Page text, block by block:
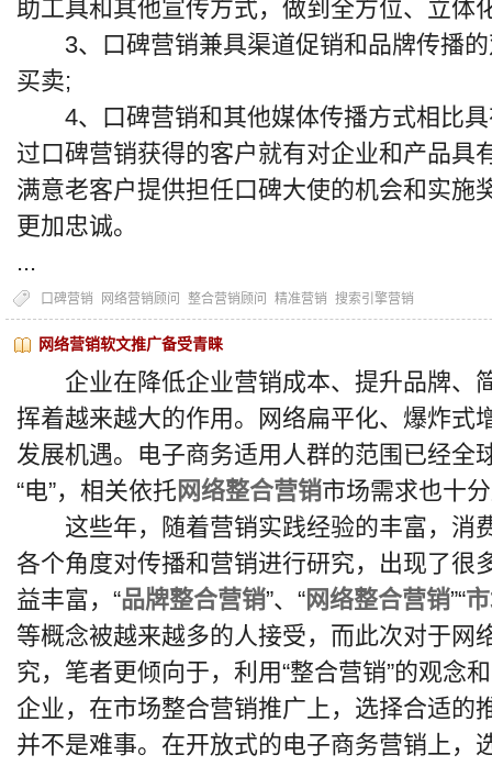
助工具和其他宣传方式，做到全方位、立体
3、口碑营销兼具渠道促销和品牌传播的
买卖;
4、口碑营销和其他媒体传播方式相比具
过口碑营销获得的客户就有对企业和产品具
满意老客户提供担任口碑大使的机会和实施
更加忠诚。
...
口碑营销 网络营销顾问 整合营销顾问 精准营销 搜索引擎营销
网络营销软文推广备受青睐
企业在降低企业营销成本、提升品牌、
挥着越来越大的作用。网络扁平化、爆炸式
发展机遇。电子商务适用人群的范围已经全
“电”，相关依托 网络整合营销市场需求也十
这些年，随着营销实践经验的丰富，消
各个角度对传播和营销进行研究，出现了很
益丰富，“品牌整合营销”、“网络整合营销”“
等概念被越来越多的人接受，而此次对于网
究，笔者更倾向于，利用“整合营销”的观念
企业，在市场整合营销推广上，选择合适的
并不是难事。在开放式的电子商务营销上，